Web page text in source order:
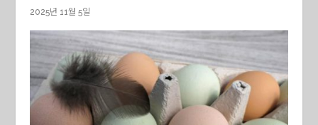
2025년 11월 5일